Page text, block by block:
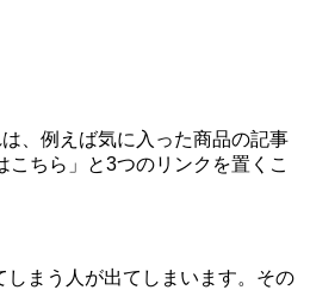
、例えば気に入った商品の記事
ちら」と3つのリンクを置くこ
まう人が出てしまいます。その